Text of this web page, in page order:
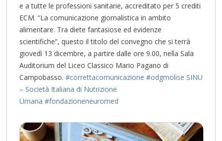
e a tutte le professioni sanitarie, accreditato per 5 crediti
ECM. “La comunicazione giornalistica in ambito
alimentare. Tra diete fantasiose ed evidenze
scientifiche”, questo il titolo del convegno che si terrà
giovedì 13 dicembre, a partire dalle ore 9.00, nella Sala
Auditorium del Liceo Classico Mario Pagano di
Campobasso.#correttacomunicazione #odgmolise SINU
– Società Italiana di Nutrizione
Umana #fondazioneneuromed